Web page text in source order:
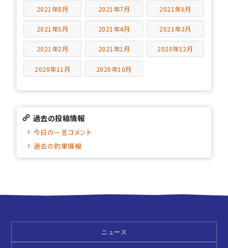
2021年8月 2021年7月 2021年6月
2021年5月 2021年4月 2021年3月
2021年2月 2021年1月 2020年12月
2020年11月 2020年10月
過去の投稿情報
今日の一言コメント
過去の釣果情報
ニュース